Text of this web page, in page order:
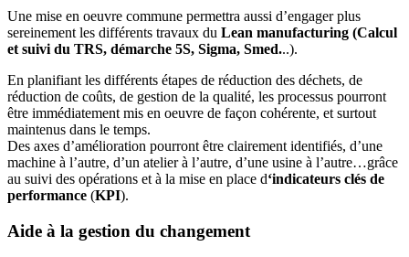
Une mise en oeuvre commune permettra aussi d’engager plus
sereinement les différents travaux du Lean manufacturing (Calcul
et suivi du TRS, démarche 5S, Sigma, Smed...).
En planifiant les différents étapes de réduction des déchets, de
réduction de coûts, de gestion de la qualité, les processus pourront
être immédiatement mis en oeuvre de façon cohérente, et surtout
maintenus dans le temps.
Des axes d’amélioration pourront être clairement identifiés, d’une
machine à l’autre, d’un atelier à l’autre, d’une usine à l’autre…grâce
au suivi des opérations et à la mise en place d‘indicateurs clés de
performance (KPI).
Aide à la gestion du changement